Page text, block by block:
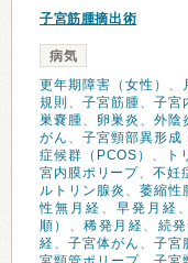
子宮筋腫摘出術
病気
更年期障害（女性） 、
規則 、 子宮筋腫、 子宮
巣嚢腫、 卵巣炎 、 外陰
がん 、 子宮頸部異形成
症候群（PCOS） 、 ト
宮内膜ポリープ、不妊
ルトリン腺炎 、 萎縮性
性無月経 、 早発月経 、
順） 、稀発月経、 続
経、 子宮体がん 、 子宮